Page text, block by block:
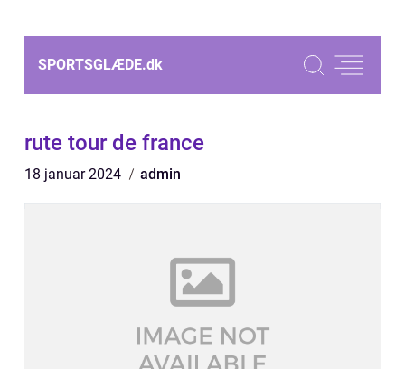
SPORTSGLÆDE.dk
rute tour de france
18 januar 2024 admin